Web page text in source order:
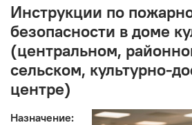
Инструкции по
безопасности в доме
(центральном,
сельском, культурно-
центре)
Назначение: